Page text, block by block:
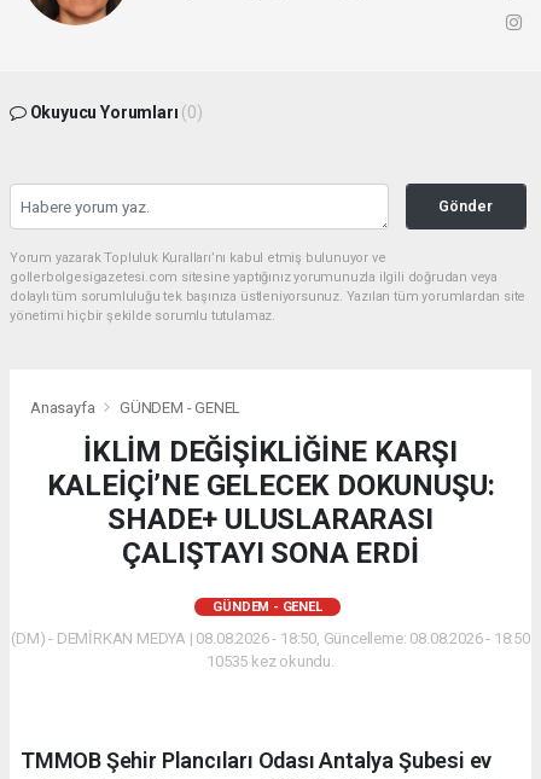
Okuyucu Yorumları (0)
Gönder
Yorum yazarak Topluluk Kuralları’nı kabul etmiş bulunuyor ve
gollerbolgesigazetesi.com sitesine yaptığınız yorumunuzla ilgili doğrudan veya
dolaylı tüm sorumluluğu tek başınıza üstleniyorsunuz. Yazılan tüm yorumlardan site
yönetimi hiçbir şekilde sorumlu tutulamaz.
Anasayfa GÜNDEM - GENEL
İKLİM DEĞİŞİKLİĞİNE KARŞI
KALEİÇİ’NE GELECEK DOKUNUŞU:
SHADE+ ULUSLARARASI
ÇALIŞTAYI SONA ERDİ
GÜNDEM - GENEL
(DM) - DEMİRKAN MEDYA | 08.08.2026 - 18:50, Güncelleme: 08.08.2026 - 18:50
10535 kez okundu.
​TMMOB Şehir Plancıları Odası Antalya Şubesi ev